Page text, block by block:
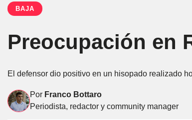
BAJA
Preocupación en
El defensor dio positivo en un hisopado realizado
Por Franco Bottaro
Periodista, redactor y community manager